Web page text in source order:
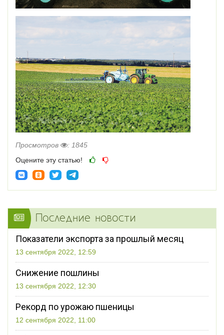
Просмотров
: 1845
Оцените эту статью!
Последние новости
Показатели экспорта за прошлый месяц
13 сентября 2022, 12:59
Снижение пошлины
13 сентября 2022, 12:30
Рекорд по урожаю пшеницы
12 сентября 2022, 11:00